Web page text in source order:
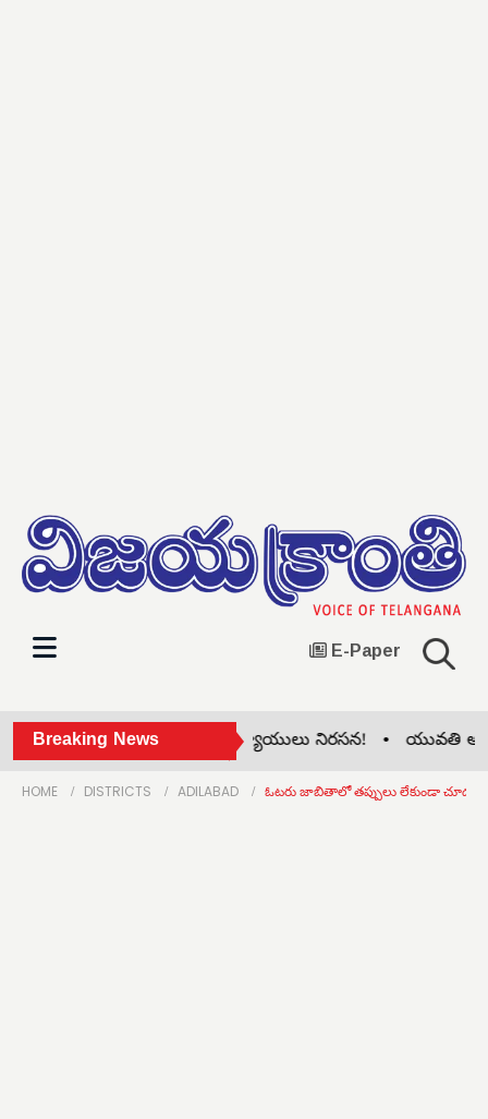
E-Paper
Breaking News
డిమాండ్ల సాధన కోసం ఉపాధ్యాయులు నిరసన! • యువతి
HOME DISTRICTS ADILABAD ఓటరు జాబితాలో తప్పులు లేకుండా చూడండి